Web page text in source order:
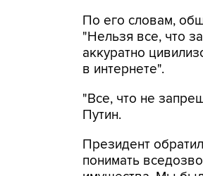
По его словам,
"Нельзя все, что
аккуратно
в интернете".
"Все, что не
Путин.
Президент
понимать